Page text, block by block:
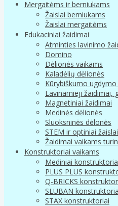
Mergaitėms ir berniukams
Žaislai berniukams
Žaislai mergaitėms
Edukaciniai žaidimai
Atminties lavinimo
Domino
Dėlionės vaikams
Kaladėlių dėlionės
Kūrybiškumo ugdymo
Lavinamieji žaidimai,
Magnetiniai žaidimai
Medinės dėlionės
Sluoksninės dėlonės
STEM ir optiniai žaislai
Žaidimai vaikams
Konstruktoriai vaikams
Mediniai
PLUS PLUS
Q-BRICKS
SLUBAN
STAX konstruktoriai